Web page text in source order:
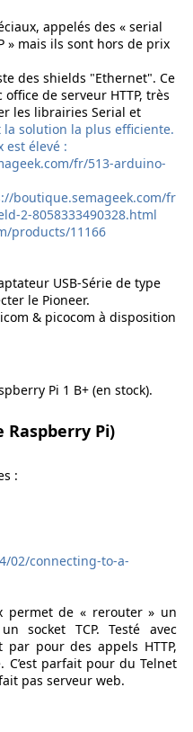
appelés des « serial
» mais ils sont hors de prix
des shields "Ethernet". Ce
de serveur HTTP, très
les librairies Serial et
la solution la plus efficiente.
est élevé :
fr/513-arduino-
boutique.semageek.com/fr
2-8058333490328.html
products/11166
USB-Série de type
le Pioneer.
& picocom à disposition
Pi 1 B+ (en stock).
Raspberry Pi)
:
02/connecting-to-a-
permet de « rerouter » un
socket TCP. Testé avec
pour des appels HTTP,
parfait pour du Telnet
pas serveur web.